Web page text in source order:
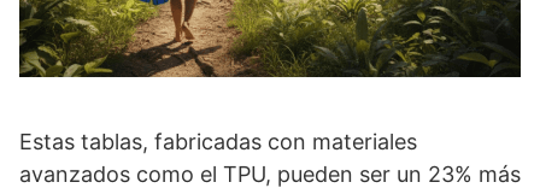
Estas tablas, fabricadas con materiales
avanzados como el TPU, pueden ser un 23% más